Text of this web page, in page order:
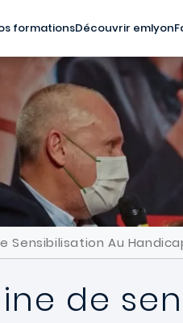
formationsDécouvrir emlyon
Sensibilisation Au
de